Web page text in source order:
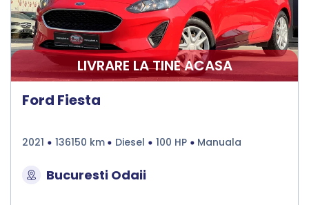
LIVRARE LA TINE ACASA
Ford Fiesta
2021 136150 km Diesel 100 HP Manuala
Bucuresti Odaii